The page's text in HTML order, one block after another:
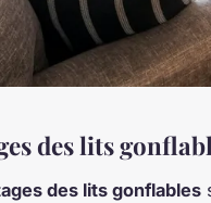
des lits
des lits gonflables